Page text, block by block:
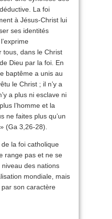
La foi
à Jésus-Christ lui
ses identités
tous, dans le Christ
Dieu par la foi. En
baptême a unis au
le Christ ; il n’y a
a plus ni esclave ni
l’homme et la
ne faites plus qu’un
(Ga 3,26-28).
la foi catholique
range pas et ne se
des nations
mondiale, mais
son caractère